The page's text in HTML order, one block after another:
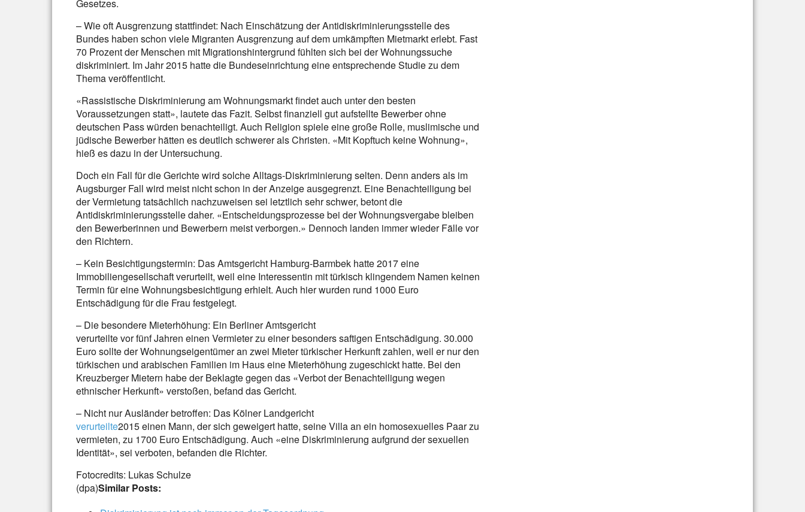
Gesetzes.
– Wie oft Ausgrenzung stattfindet: Nach Einschätzung der Antidiskriminierungsstelle des
Bundes haben schon viele Migranten Ausgrenzung auf dem umkämpften Mietmarkt erlebt. Fast
70 Prozent der Menschen mit Migrationshintergrund fühlten sich bei der Wohnungssuche
diskriminiert. Im Jahr 2015 hatte die Bundeseinrichtung eine entsprechende Studie zu dem
Thema veröffentlicht.
«Rassistische Diskriminierung am Wohnungsmarkt findet auch unter den besten
Voraussetzungen statt», lautete das Fazit. Selbst finanziell gut aufstellte Bewerber ohne
deutschen Pass würden benachteiligt. Auch Religion spiele eine große Rolle, muslimische und
jüdische Bewerber hätten es deutlich schwerer als Christen. «Mit Kopftuch keine Wohnung»,
hieß es dazu in der Untersuchung.
Doch ein Fall für die Gerichte wird solche Alltags-Diskriminierung selten. Denn anders als im
Augsburger Fall wird meist nicht schon in der Anzeige ausgegrenzt. Eine Benachteiligung bei
der Vermietung tatsächlich nachzuweisen sei letztlich sehr schwer, betont die
Antidiskriminierungsstelle daher. «Entscheidungsprozesse bei der Wohnungsvergabe bleiben
den Bewerberinnen und Bewerbern meist verborgen.» Dennoch landen immer wieder Fälle vor
den Richtern.
– Kein Besichtigungstermin: Das Amtsgericht Hamburg-Barmbek hatte 2017 eine
Immobiliengesellschaft verurteilt, weil eine Interessentin mit türkisch klingendem Namen keinen
Termin für eine Wohnungsbesichtigung erhielt. Auch hier wurden rund 1000 Euro
Entschädigung für die Frau festgelegt.
– Die besondere Mieterhöhung: Ein Berliner Amtsgericht
verurteilte vor fünf Jahren einen Vermieter zu einer besonders saftigen Entschädigung. 30.000
Euro sollte der Wohnungseigentümer an zwei Mieter türkischer Herkunft zahlen, weil er nur den
türkischen und arabischen Familien im Haus eine Mieterhöhung zugeschickt hatte. Bei den
Kreuzberger Mietern habe der Beklagte gegen das «Verbot der Benachteiligung wegen
ethnischer Herkunft» verstoßen, befand das Gericht.
– Nicht nur Ausländer betroffen: Das Kölner Landgericht
verurteilte2015 einen Mann, der sich geweigert hatte, seine Villa an ein homosexuelles Paar zu
vermieten, zu 1700 Euro Entschädigung. Auch «eine Diskriminierung aufgrund der sexuellen
Identität», sei verboten, befanden die Richter.
Fotocredits: Lukas Schulze
(dpa)Similar Posts: